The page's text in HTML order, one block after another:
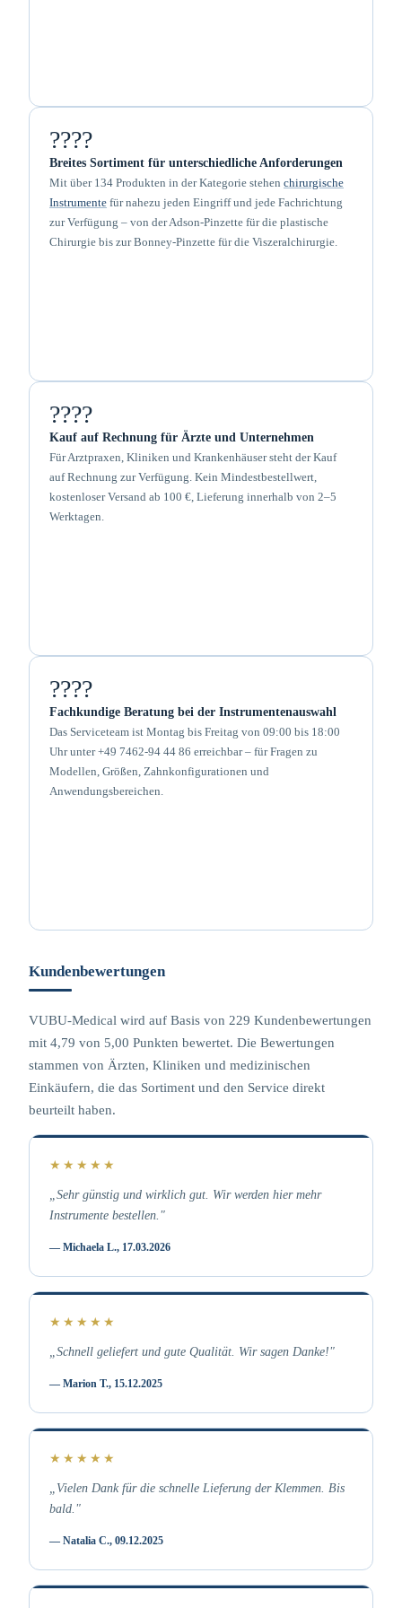
????
Breites Sortiment für unterschiedliche Anforderungen
Mit über 134 Produkten in der Kategorie stehen chirurgische
Instrumente für nahezu jeden Eingriff und jede Fachrichtung
zur Verfügung – von der Adson-Pinzette für die plastische
Chirurgie bis zur Bonney-Pinzette für die Viszeralchirurgie.
????
Kauf auf Rechnung für Ärzte und Unternehmen
Für Arztpraxen, Kliniken und Krankenhäuser steht der Kauf
auf Rechnung zur Verfügung. Kein Mindestbestellwert,
kostenloser Versand ab 100 €, Lieferung innerhalb von 2–5
Werktagen.
????
Fachkundige Beratung bei der Instrumentenauswahl
Das Serviceteam ist Montag bis Freitag von 09:00 bis 18:00
Uhr unter +49 7462-94 44 86 erreichbar – für Fragen zu
Modellen, Größen, Zahnkonfigurationen und
Anwendungsbereichen.
Kundenbewertungen
VUBU-Medical wird auf Basis von 229 Kundenbewertungen
mit 4,79 von 5,00 Punkten bewertet. Die Bewertungen
stammen von Ärzten, Kliniken und medizinischen
Einkäufern, die das Sortiment und den Service direkt
beurteilt haben.
★★★★★
„Sehr günstig und wirklich gut. Wir werden hier mehr
Instrumente bestellen."
— Michaela L., 17.03.2026
★★★★★
„Schnell geliefert und gute Qualität. Wir sagen Danke!"
— Marion T., 15.12.2025
★★★★★
„Vielen Dank für die schnelle Lieferung der Klemmen. Bis
bald."
— Natalia C., 09.12.2025